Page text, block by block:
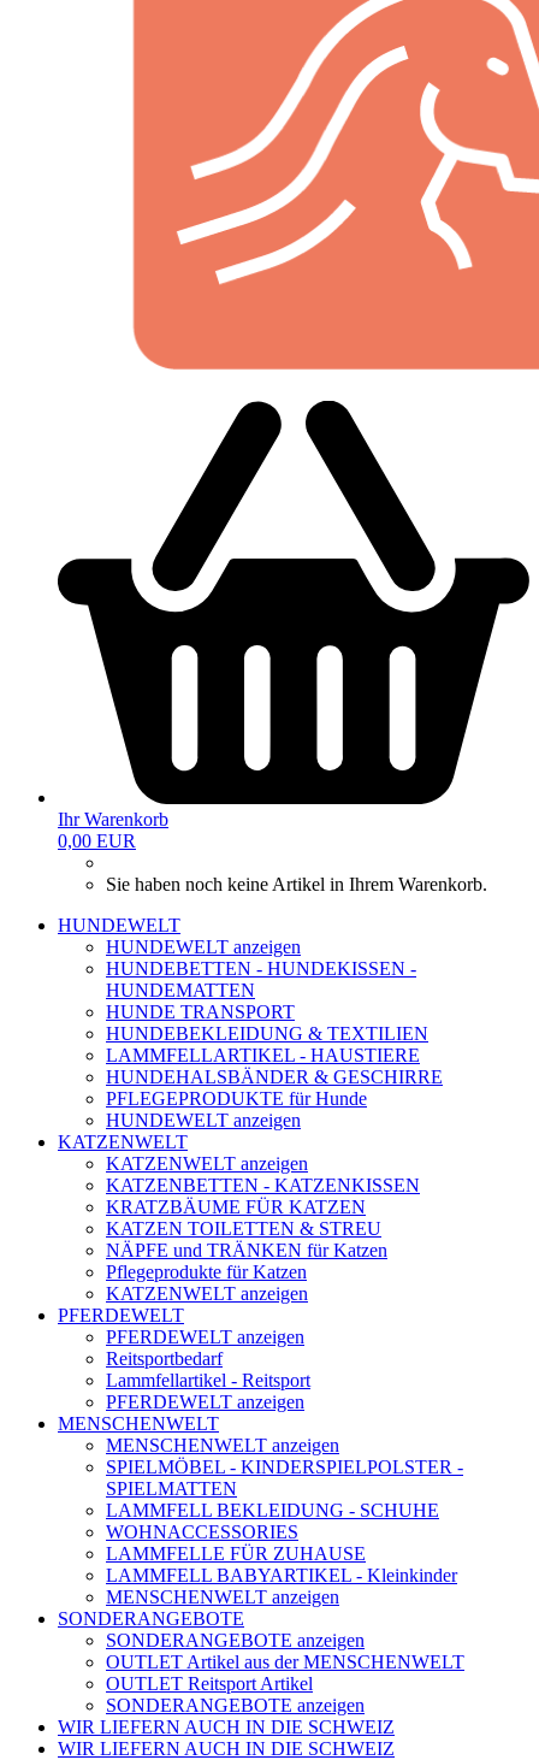
Ihr Warenkorb
0,00 EUR
Sie haben noch keine Artikel in Ihrem Warenkorb.
HUNDEWELT
HUNDEWELT anzeigen
HUNDEBETTEN - HUNDEKISSEN -
HUNDEMATTEN
HUNDE TRANSPORT
HUNDEBEKLEIDUNG & TEXTILIEN
LAMMFELLARTIKEL - HAUSTIERE
HUNDEHALSBÄNDER & GESCHIRRE
PFLEGEPRODUKTE für Hunde
HUNDEWELT anzeigen
KATZENWELT
KATZENWELT anzeigen
KATZENBETTEN - KATZENKISSEN
KRATZBÄUME FÜR KATZEN
KATZEN TOILETTEN & STREU
NÄPFE und TRÄNKEN für Katzen
Pflegeprodukte für Katzen
KATZENWELT anzeigen
PFERDEWELT
PFERDEWELT anzeigen
Reitsportbedarf
Lammfellartikel - Reitsport
PFERDEWELT anzeigen
MENSCHENWELT
MENSCHENWELT anzeigen
SPIELMÖBEL - KINDERSPIELPOLSTER -
SPIELMATTEN
LAMMFELL BEKLEIDUNG - SCHUHE
WOHNACCESSORIES
LAMMFELLE FÜR ZUHAUSE
LAMMFELL BABYARTIKEL - Kleinkinder
MENSCHENWELT anzeigen
SONDERANGEBOTE
SONDERANGEBOTE anzeigen
OUTLET Artikel aus der MENSCHENWELT
OUTLET Reitsport Artikel
SONDERANGEBOTE anzeigen
WIR LIEFERN AUCH IN DIE SCHWEIZ
WIR LIEFERN AUCH IN DIE SCHWEIZ